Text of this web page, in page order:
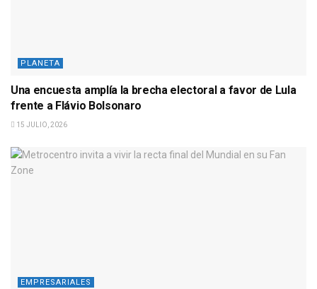
PLANETA
Una encuesta amplía la brecha electoral a favor de Lula
frente a Flávio Bolsonaro
15 JULIO, 2026
EMPRESARIALES